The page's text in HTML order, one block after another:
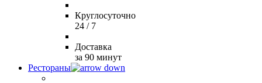
Круглосуточно
24 / 7
Доставка
за 90 минут
Рестораны